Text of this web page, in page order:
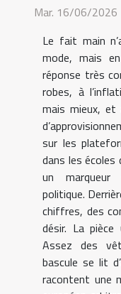
Mar. 16/06/2026
Le fait main
mode, mais
réponse très
robes, à
mais mieux, et
sur les
dans les écoles
un
politique.
chiffres, des
désir. La pièce
Assez des
bascule se lit
racontent une